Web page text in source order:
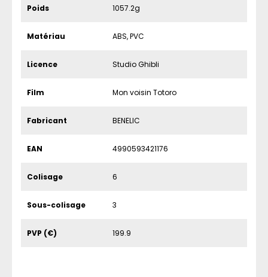
Poids 1057.2g
Matériau ABS, PVC
Licence Studio Ghibli
Film Mon voisin Totoro
Fabricant BENELIC
EAN 4990593421176
Colisage 6
Sous-colisage 3
PVP (€) 199.9